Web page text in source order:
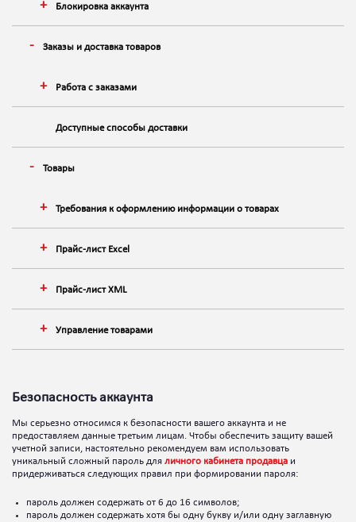
Блокировка аккаунта
Заказы и доставка товаров
Работа с заказами
Доступные способы доставки
Товары
Требования к оформлению информации о товарах
Прайс-лист Excel
Прайс-лист XML
Управление товарами
Безопасность аккаунта
Мы серьезно относимся к безопасности вашего аккаунта и не
предоставляем данные третьим лицам. Чтобы обеспечить защиту вашей
учетной записи, настоятельно рекомендуем вам использовать
уникальный сложный пароль для личного кабинета продавца и
придерживаться следующих правил при формировании пароля:
пароль должен содержать от 6 до 16 символов;
пароль должен содержать хотя бы одну букву и/или одну заглавную